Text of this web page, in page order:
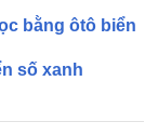
bằng ôtô biển
số xanh